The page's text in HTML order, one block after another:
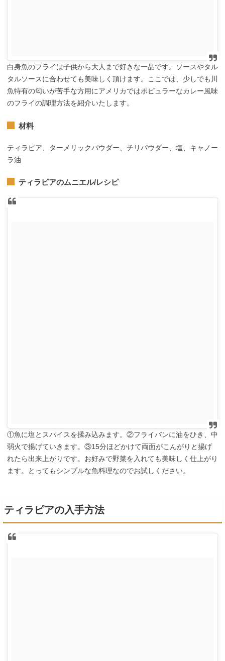
白身魚のフライは子供から大人まで好きな一品です。ソースやタル
タルソースに合わせても美味しく頂けます。ここでは、少しでも川
魚特有の匂いが苦手な方用にアメリカではポピュラーなカレー風味
のフライの調理方法を紹介いたします。
材料
ティラピア、ターメリックパウダー、チリパウダー、塩、キャノー
ラ油
ティラピアのムニエル/レシピ
①魚に塩とスパイスを揉み込みます。②フライパンに油をひき、中
弱火で揚げていきます。③15分ほどかけて両面がこんがりと揚げ
れたら出来上がりです。お好みで野菜を入れても美味しく仕上がり
ます。とってもシンプルな魚料理なのでお試しください。
ティラピアの入手方法